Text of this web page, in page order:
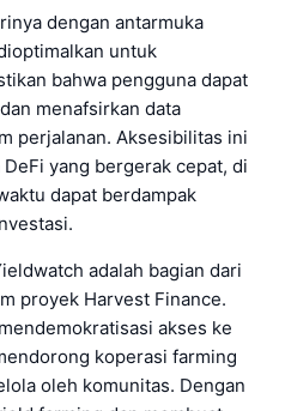
dengan antarmuka
untuk
bahwa pengguna dapat
menafsirkan data
perjalanan. Aksesibilitas ini
yang bergerak cepat, di
dapat berdampak
adalah bagian dari
proyek Harvest Finance.
akses ke
koperasi farming
oleh komunitas. Dengan